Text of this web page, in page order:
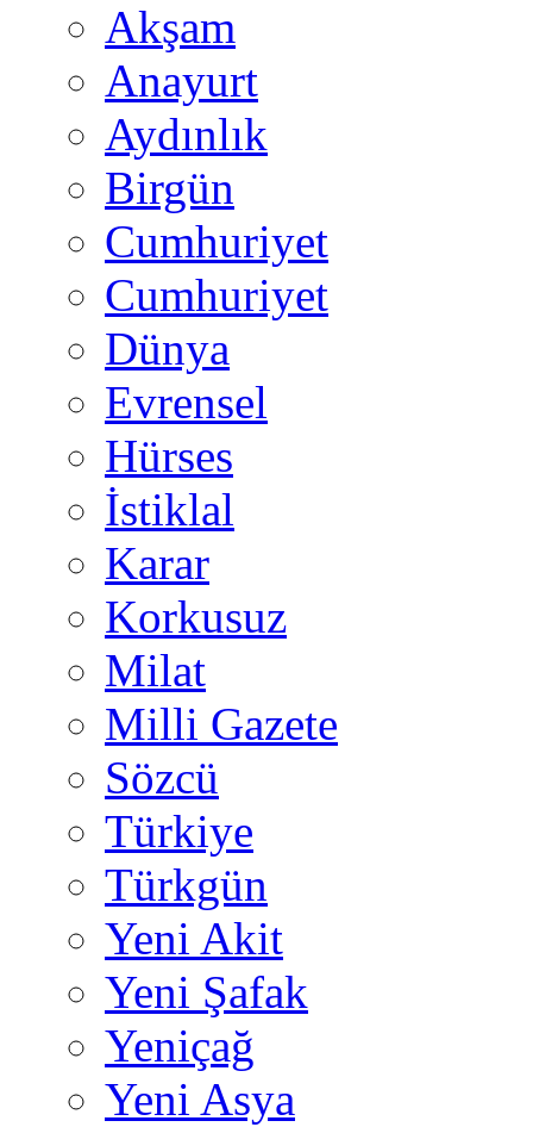
Akşam
Anayurt
Aydınlık
Birgün
Cumhuriyet
Cumhuriyet
Dünya
Evrensel
Hürses
İstiklal
Karar
Korkusuz
Milat
Milli Gazete
Sözcü
Türkiye
Türkgün
Yeni Akit
Yeni Şafak
Yeniçağ
Yeni Asya